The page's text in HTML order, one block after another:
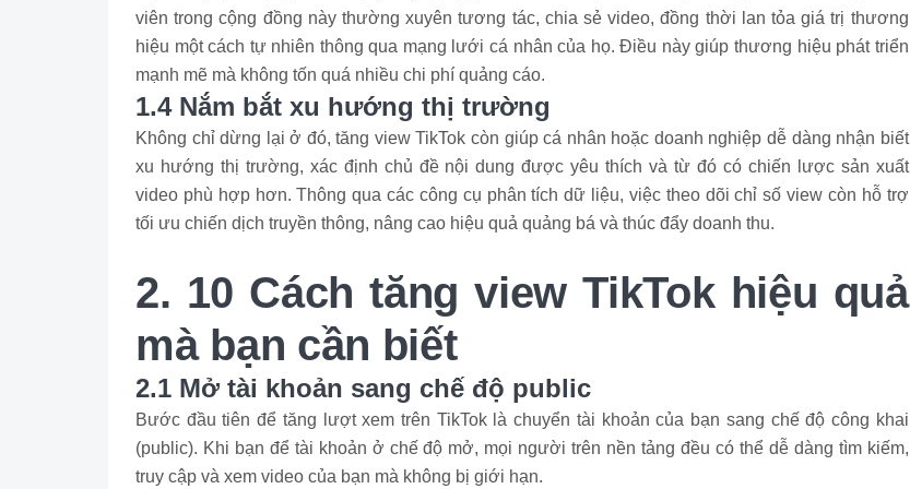
viên trong cộng đồng này thường xuyên tương tác, chia sẻ video, đồng thời lan tỏa giá trị thương
hiệu một cách tự nhiên thông qua mạng lưới cá nhân của họ. Điều này giúp thương hiệu phát triển
mạnh mẽ mà không tốn quá nhiều chi phí quảng cáo.
1.4 Nắm bắt xu hướng thị trường
Không chỉ dừng lại ở đó, tăng view TikTok còn giúp cá nhân hoặc doanh nghiệp dễ dàng nhận biết
xu hướng thị trường, xác định chủ đề nội dung được yêu thích và từ đó có chiến lược sản xuất
video phù hợp hơn. Thông qua các công cụ phân tích dữ liệu, việc theo dõi chỉ số view còn hỗ trợ
tối ưu chiến dịch truyền thông, nâng cao hiệu quả quảng bá và thúc đẩy doanh thu.
2. 10 Cách tăng view TikTok hiệu quả
mà bạn cần biết
2.1 Mở tài khoản sang chế độ public
Bước đầu tiên để tăng lượt xem trên TikTok là chuyển tài khoản của bạn sang chế độ công khai
(public). Khi bạn để tài khoản ở chế độ mở, mọi người trên nền tảng đều có thể dễ dàng tìm kiếm,
truy cập và xem video của bạn mà không bị giới hạn.